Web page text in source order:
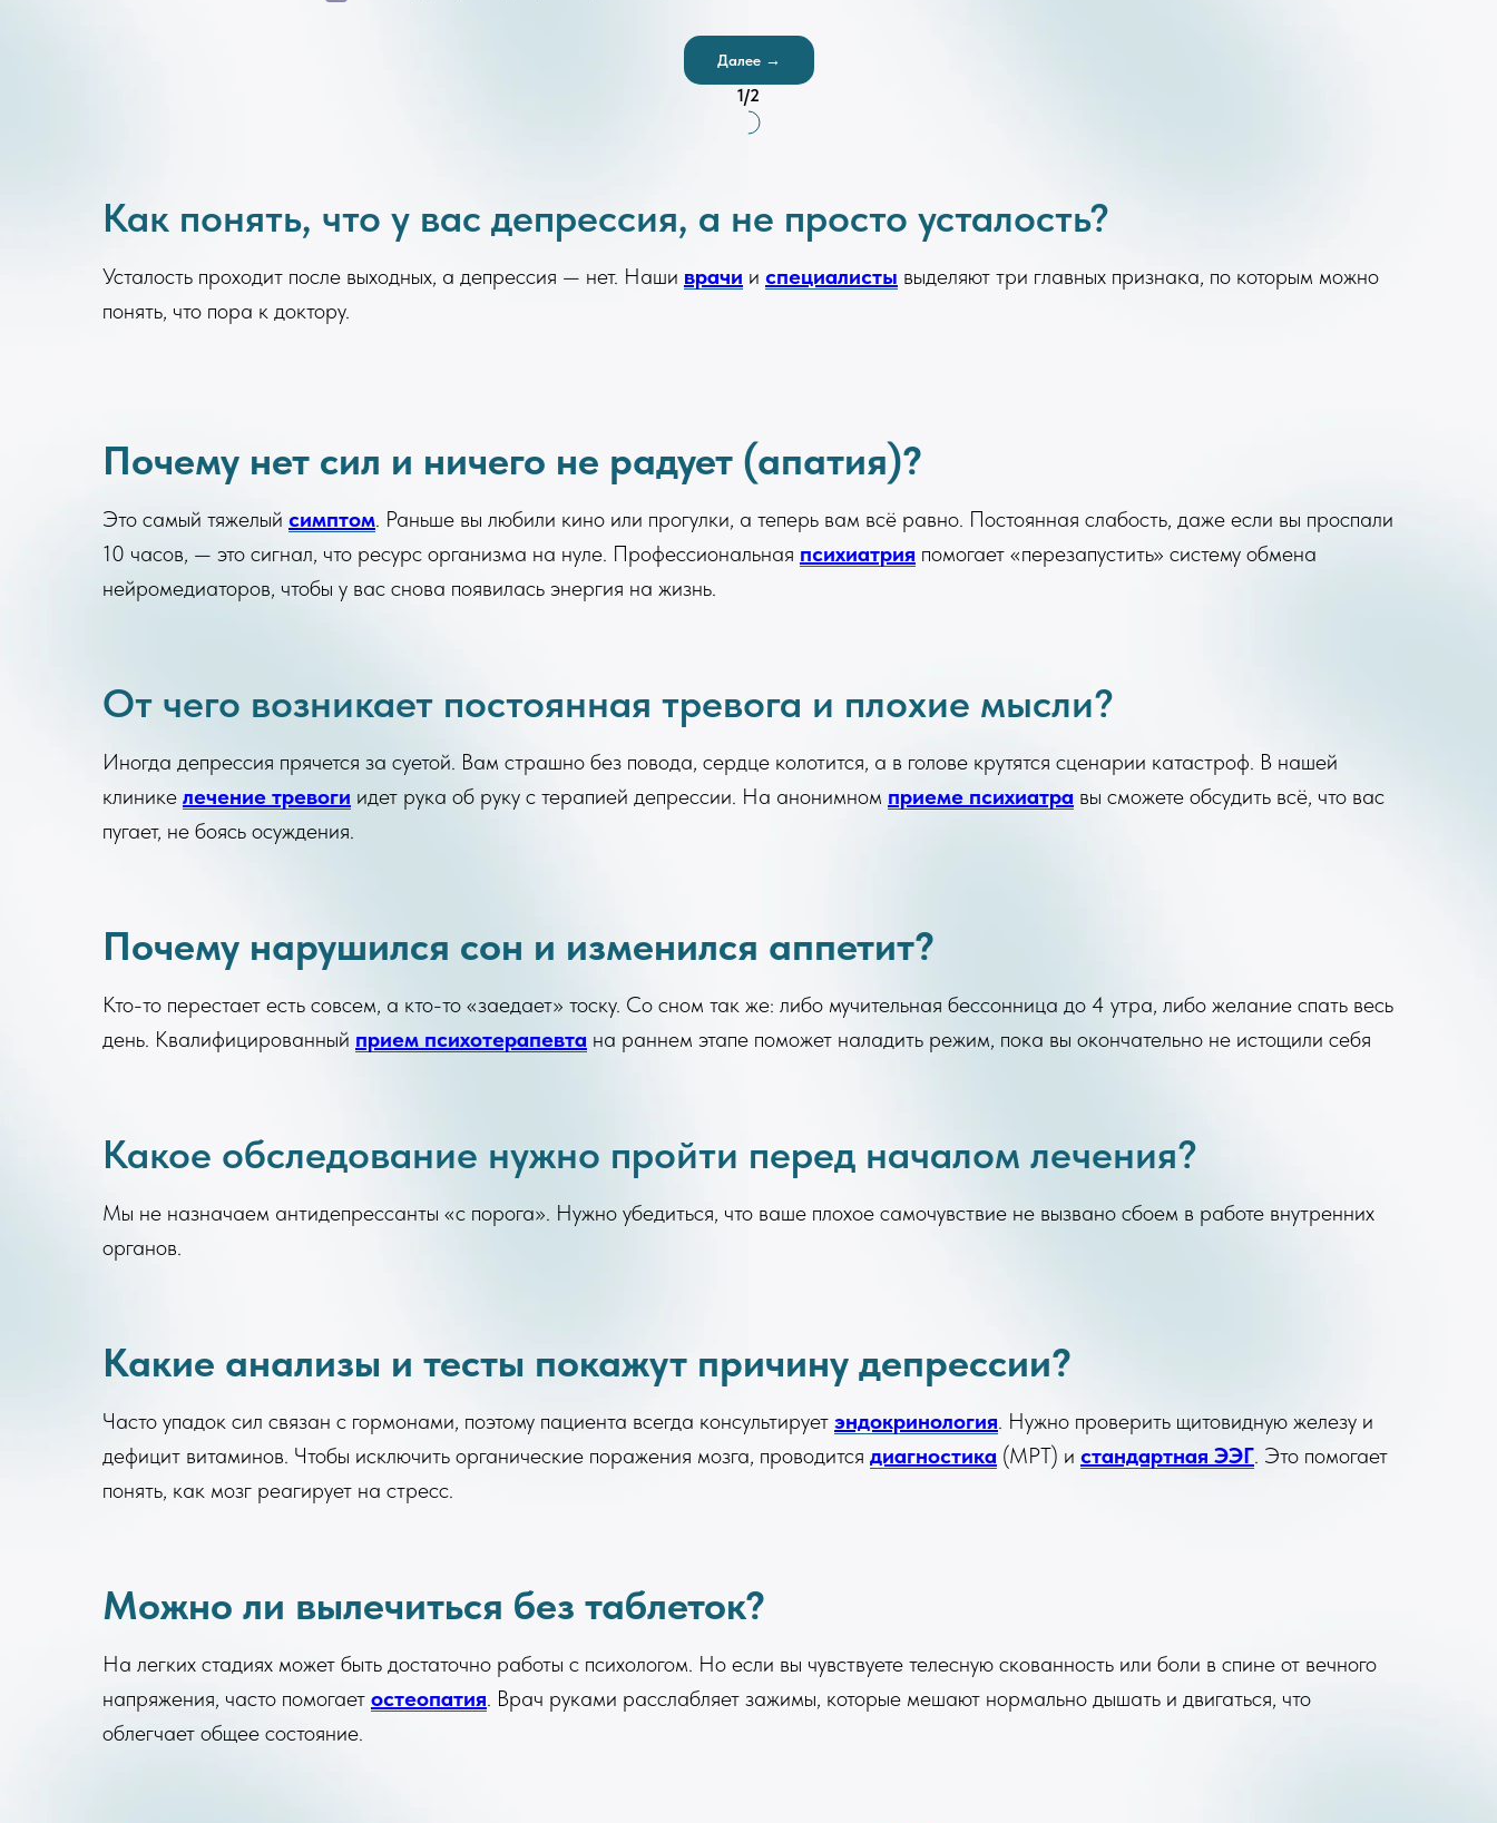
Далее →
1/2
Как понять, что у вас депрессия, а не просто усталость?
Усталость проходит после выходных, а депрессия — нет. Наши врачи и специалисты выделяют три главных признака, по которым можно
понять, что пора к доктору.
Почему нет сил и ничего не радует (апатия)?
Это самый тяжелый симптом. Раньше вы любили кино или прогулки, а теперь вам всё равно. Постоянная слабость, даже если вы проспали
10 часов, — это сигнал, что ресурс организма на нуле. Профессиональная психиатрия помогает «перезапустить» систему обмена
нейромедиаторов, чтобы у вас снова появилась энергия на жизнь.
От чего возникает постоянная тревога и плохие мысли?
Иногда депрессия прячется за суетой. Вам страшно без повода, сердце колотится, а в голове крутятся сценарии катастроф. В нашей
клинике лечение тревоги идет рука об руку с терапией депрессии. На анонимном приеме психиатра вы сможете обсудить всё, что вас
пугает, не боясь осуждения.
Почему нарушился сон и изменился аппетит?
Кто-то перестает есть совсем, а кто-то «заедает» тоску. Со сном так же: либо мучительная бессонница до 4 утра, либо желание спать весь
день. Квалифицированный прием психотерапевта на раннем этапе поможет наладить режим, пока вы окончательно не истощили себя
Какое обследование нужно пройти перед началом лечения?
Мы не назначаем антидепрессанты «с порога». Нужно убедиться, что ваше плохое самочувствие не вызвано сбоем в работе внутренних
органов.
Какие анализы и тесты покажут причину депрессии?
Часто упадок сил связан с гормонами, поэтому пациента всегда консультирует эндокринология. Нужно проверить щитовидную железу и
дефицит витаминов. Чтобы исключить органические поражения мозга, проводится диагностика (МРТ) и стандартная ЭЭГ. Это помогает
понять, как мозг реагирует на стресс.
Можно ли вылечиться без таблеток?
На легких стадиях может быть достаточно работы с психологом. Но если вы чувствуете телесную скованность или боли в спине от вечного
напряжения, часто помогает остеопатия. Врач руками расслабляет зажимы, которые мешают нормально дышать и двигаться, что
облегчает общее состояние.